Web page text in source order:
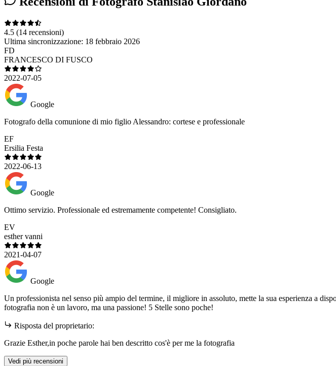
4.5 (14 recensioni)
Ultima sincronizzazione: 18 febbraio 2026
FD
FRANCESCO DI FUSCO
2022-07-05
Google
Fotografo della comunione di mio figlio Alessandro: cortese e professionale
EF
Ersilia Festa
2022-06-13
Google
Ottimo servizio. Professionale ed estremamente competente! Consigliato.
EV
esther vanni
2021-04-07
Google
Un professionista nel senso più ampio del termine, il migliore in assoluto, mette la sua esperienza a
fotografia non è un lavoro, ma una passione! 5 Stelle sono poche!
Risposta del proprietario:
Grazie Esther,in poche parole hai ben descritto cos'è per me la fotografia
Vedi più recensioni